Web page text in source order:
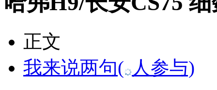
正文
我来说两句( 人参与)